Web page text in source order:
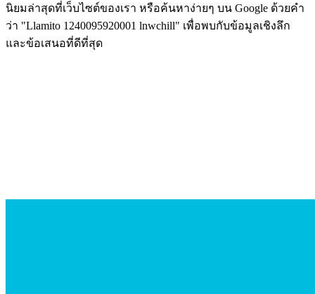
นิยมล่าสุดที่เว็บไซต์ของเรา หรือค้นหาง่ายๆ บน Google ด้วยคำ
ว่า "Llamito 1240095920001 lnwchill" เพื่อพบกับข้อมูลเชิงลึก
และข้อเสนอที่ดีที่สุด